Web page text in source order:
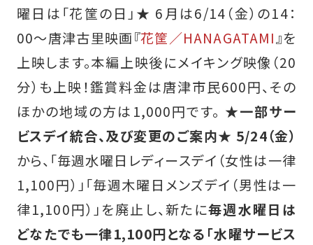
曜日は「花筐の日」★ 6月は6/14（金）の14：
00～唐津古里映画『花筐／HANAGATAMI』を
上映します。本編上映後にメイキング映像（20
分）も上映！鑑賞料金は唐津市民600円、その
ほかの地域の方は1,000円です。 ★一部サー
ビスデイ統合、及び変更のご案内★ 5/24（金）
から、「毎週水曜日レディースデイ（女性は一律
1,100円）」「毎週木曜日メンズデイ（男性は一
律1,100円）」を廃止し、新たに毎週水曜日は
どなたでも一律1,100円となる「水曜サービス